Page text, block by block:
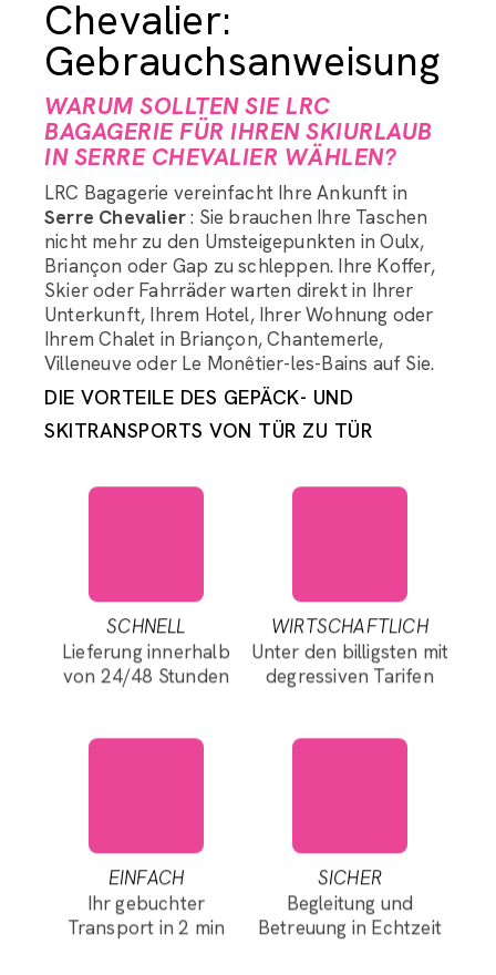
Chevalier:
Gebrauchsanweisung
WARUM SOLLTEN SIE LRC
BAGAGERIE FÜR IHREN SKIURLAUB
IN SERRE CHEVALIER WÄHLEN?
LRC Bagagerie vereinfacht Ihre Ankunft in
Serre Chevalier: Sie brauchen Ihre Taschen
nicht mehr zu den Umsteigepunkten in Oulx,
Briançon oder Gap zu schleppen. Ihre Koffer,
Skier oder Fahrräder warten direkt in Ihrer
Unterkunft, Ihrem Hotel, Ihrer Wohnung oder
Ihrem Chalet in Briançon, Chantemerle,
Villeneuve oder Le Monêtier-les-Bains auf Sie.
DIE VORTEILE DES GEPÄCK- UND
SKITRANSPORTS VON TÜR ZU TÜR
SCHNELL
Lieferung innerhalb
von 24/48 Stunden
WIRTSCHAFTLICH
Unter den billigsten mit
degressiven Tarifen
EINFACH
Ihr gebuchter
Transport in 2 min
SICHER
Begleitung und
Betreuung in Echtzeit